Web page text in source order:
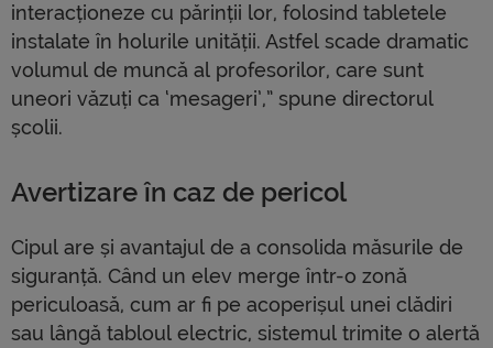
interacționeze cu părinții lor, folosind tabletele
instalate în holurile unității. Astfel scade dramatic
volumul de muncă al profesorilor, care sunt
uneori văzuți ca ‘mesageri’,” spune directorul
școlii.
Avertizare în caz de pericol
Cipul are și avantajul de a consolida măsurile de
siguranță. Când un elev merge într-o zonă
periculoasă, cum ar fi pe acoperișul unei clădiri
sau lângă tabloul electric, sistemul trimite o alertă